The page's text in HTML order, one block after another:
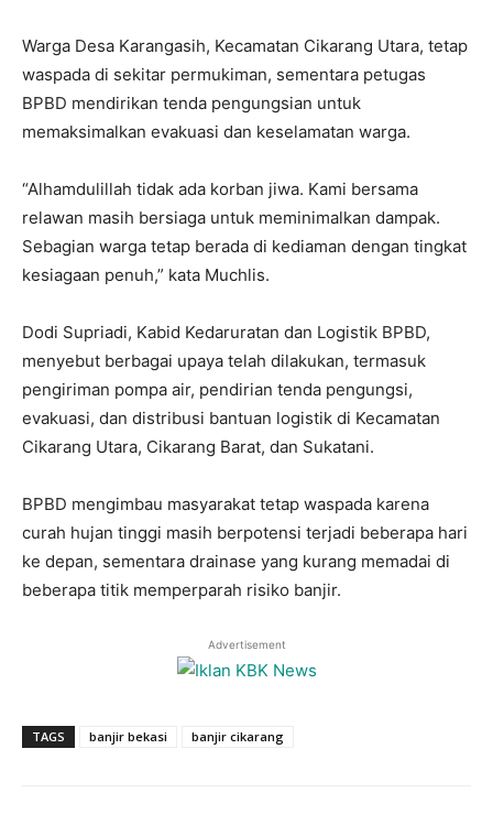
Warga Desa Karangasih, Kecamatan Cikarang Utara, tetap
waspada di sekitar permukiman, sementara petugas
BPBD mendirikan tenda pengungsian untuk
memaksimalkan evakuasi dan keselamatan warga.
“Alhamdulillah tidak ada korban jiwa. Kami bersama
relawan masih bersiaga untuk meminimalkan dampak.
Sebagian warga tetap berada di kediaman dengan tingkat
kesiagaan penuh,” kata Muchlis.
Dodi Supriadi, Kabid Kedaruratan dan Logistik BPBD,
menyebut berbagai upaya telah dilakukan, termasuk
pengiriman pompa air, pendirian tenda pengungsi,
evakuasi, dan distribusi bantuan logistik di Kecamatan
Cikarang Utara, Cikarang Barat, dan Sukatani.
BPBD mengimbau masyarakat tetap waspada karena
curah hujan tinggi masih berpotensi terjadi beberapa hari
ke depan, sementara drainase yang kurang memadai di
beberapa titik memperparah risiko banjir.
Advertisement
TAGS banjir bekasi banjir cikarang